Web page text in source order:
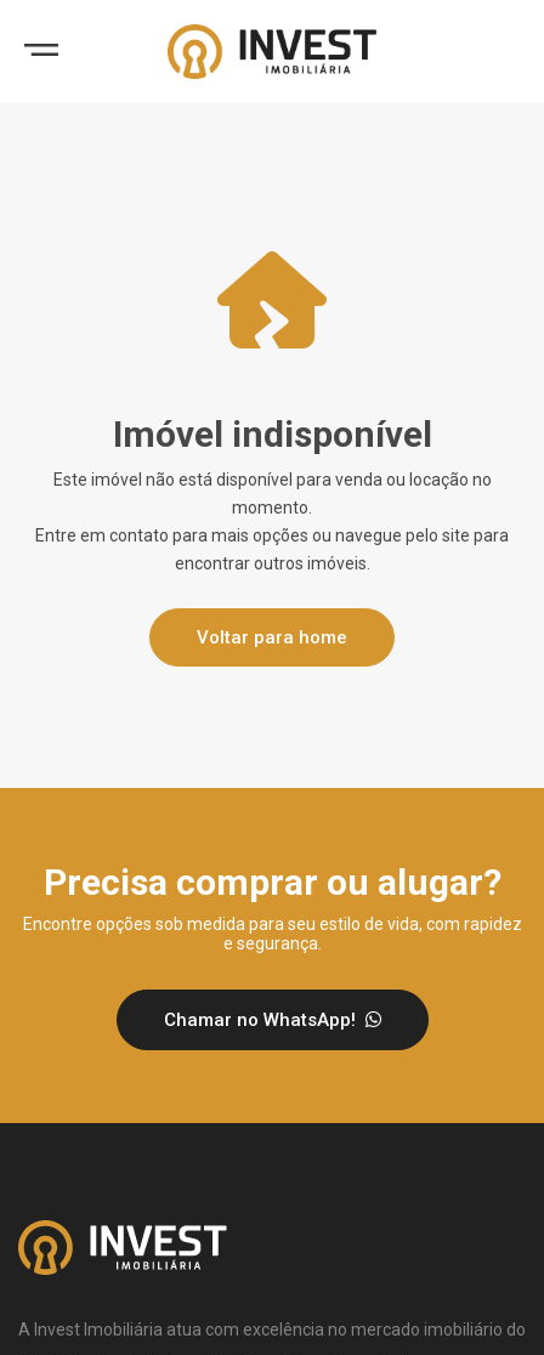
Imóvel indisponível
Este imóvel não está disponível para venda ou locação no
momento.
Entre em contato para mais opções ou navegue pelo site para
encontrar outros imóveis.
Voltar para home
Precisa comprar ou alugar?
Encontre opções sob medida para seu estilo de vida, com rapidez
e segurança.
Chamar no WhatsApp!
A Invest Imobiliária atua com excelência no mercado imobiliário do